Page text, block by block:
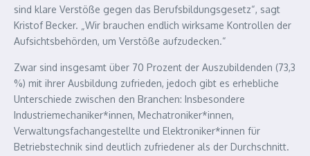
sind klare Verstöße gegen das Berufsbildungsgesetz“, sagt
Kristof Becker. „Wir brauchen endlich wirksame Kontrollen der
Aufsichtsbehörden, um Verstöße aufzudecken.“
Zwar sind insgesamt über 70 Prozent der Auszubildenden (73,3
%) mit ihrer Ausbildung zufrieden, jedoch gibt es erhebliche
Unterschiede zwischen den Branchen: Insbesondere
Industriemechaniker*innen, Mechatroniker*innen,
Verwaltungsfachangestellte und Elektroniker*innen für
Betriebstechnik sind deutlich zufriedener als der Durchschnitt.